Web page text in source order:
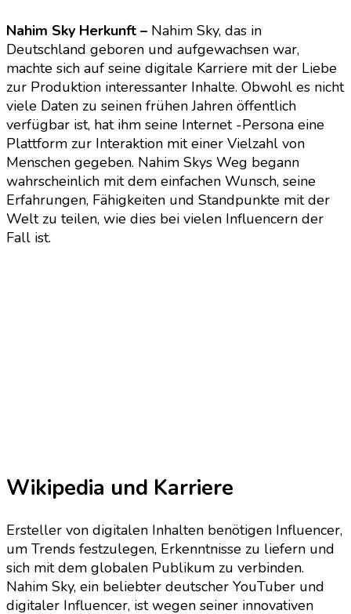
Nahim Sky Herkunft – Nahim Sky, das in
Deutschland geboren und aufgewachsen war,
machte sich auf seine digitale Karriere mit der Liebe
zur Produktion interessanter Inhalte. Obwohl es nicht
viele Daten zu seinen frühen Jahren öffentlich
verfügbar ist, hat ihm seine Internet -Persona eine
Plattform zur Interaktion mit einer Vielzahl von
Menschen gegeben. Nahim Skys Weg begann
wahrscheinlich mit dem einfachen Wunsch, seine
Erfahrungen, Fähigkeiten und Standpunkte mit der
Welt zu teilen, wie dies bei vielen Influencern der
Fall ist.
Wikipedia und Karriere
Ersteller von digitalen Inhalten benötigen Influencer,
um Trends festzulegen, Erkenntnisse zu liefern und
sich mit dem globalen Publikum zu verbinden.
Nahim Sky, ein beliebter deutscher YouTuber und
digitaler Influencer, ist wegen seiner innovativen